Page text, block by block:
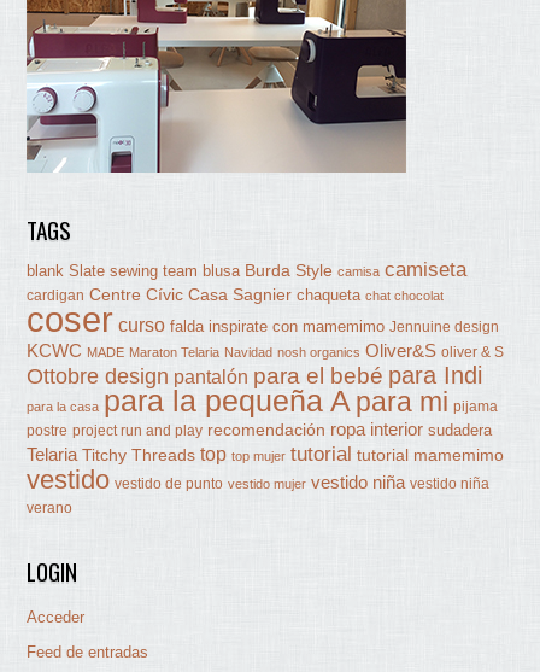
TAGS
blank Slate sewing team blusa Burda Style camisa camiseta
cardigan Centre Cívic Casa Sagnier chaqueta chat chocolat
coser curso falda inspirate con mamemimo Jennuine design
KCWC MADE Maraton Telaria Navidad nosh organics Oliver&S oliver & S
Ottobre design pantalón para el bebé para Indi
para la casa para la pequeña A para mi pijama
postre project run and play recomendación ropa interior sudadera
Telaria Titchy Threads top top mujer tutorial tutorial mamemimo
vestido vestido de punto vestido mujer vestido niña vestido niña
verano
LOGIN
Acceder
Feed de entradas